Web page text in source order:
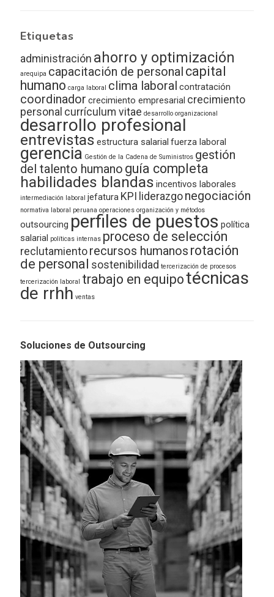
Etiquetas
administración ahorro y optimización
arequipa capacitación de personal capital
humano carga laboral clima laboral contratación
coordinador crecimiento empresarial crecimiento
personal currículum vitae desarrollo organizacional
desarrollo profesional
entrevistas estructura salarial fuerza laboral
gerencia Gestión de la Cadena de Suministros gestión
del talento humano guía completa
habilidades blandas incentivos laborales
intermediación laboral jefatura KPI liderazgo negociación
normativa laboral peruana operaciones organización y métodos
outsourcing perfiles de puestos política
salarial políticas internas proceso de selección
reclutamiento recursos humanos rotación
de personal sostenibilidad tercerización de procesos
tercerización laboral trabajo en equipotécnicas
de rrhh ventas
Soluciones de Outsourcing